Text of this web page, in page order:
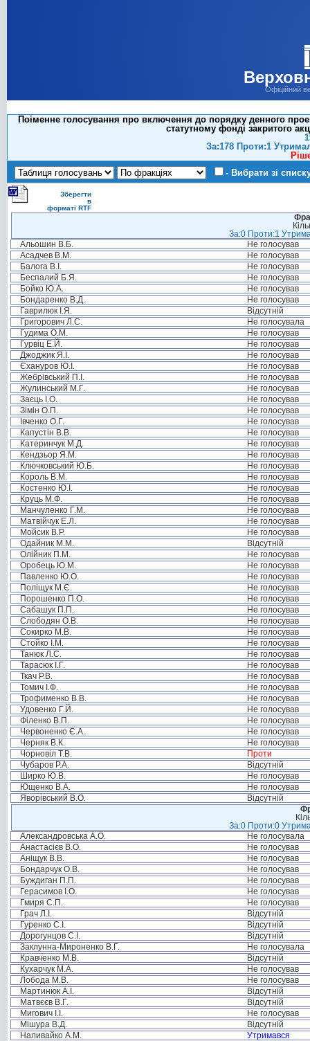
Офіційний
Поіменне голосування про включення до порядку денного
статутному фонді закритого
За:178 Проти:1
- Вибрати зі
Зберегти
в
форматі RTF
За:0 Проти:1
Альошин В.Б.
Не голосував
Асадчев В.М.
Не голосував
Балога В.І.
Не голосував
Беспалий Б.Я.
Не голосував
Бойко Ю.А.
Не голосував
Бондаренко В.Д.
Не голосував
Гаврилюк І.Я.
Відсутній
Григорович Л.С.
Не голосувала
Гудима О.М.
Не голосував
Гурвіц Е.Й.
Не голосував
Джоджик Я.І.
Не голосував
Єхануров Ю.І.
Не голосував
Жебрівський П.І.
Не голосував
Жулинський М.Г.
Не голосував
Заєць І.О.
Не голосував
Зімін О.П.
Не голосував
Івченко О.Г.
Не голосував
Капустін В.В.
Не голосував
Катеринчук М.Д.
Не голосував
Кендзьор Я.М.
Не голосував
Ключковський Ю.Б.
Не голосував
Король В.М.
Не голосував
Костенко Ю.І.
Не голосував
Круць М.Ф.
Не голосував
Манчуленко Г.М.
Не голосував
Матвійчук Е.Л.
Не голосував
Мойсик В.Р.
Не голосував
Одайник М.М.
Відсутній
Олійник П.М.
Не голосував
Оробець Ю.М.
Не голосував
Павленко Ю.О.
Не голосував
Поліщук М.Є.
Не голосував
Порошенко П.О.
Не голосував
Сабашук П.П.
Не голосував
Слободян О.В.
Не голосував
Сокирко М.В.
Не голосував
Стойко І.М.
Не голосував
Танюк Л.С.
Не голосував
Тарасюк І.Г.
Не голосував
Ткач Р.В.
Не голосував
Томич І.Ф.
Не голосував
Трофименко В.В.
Не голосував
Удовенко Г.Й.
Не голосував
Філенко В.П.
Не голосував
Червоненко Є.А.
Не голосував
Черняк В.К.
Не голосував
Чорновіл Т.В.
Проти
Чубаров Р.А.
Відсутній
Ширко Ю.В.
Не голосував
Ющенко В.А.
Не голосував
Яворівський В.О.
Відсутній
За:0 Проти:0
Александровська А.О.
Не голосувала
Анастасієв В.О.
Не голосував
Аніщук В.В.
Не голосував
Бондарчук О.В.
Не голосував
Буждиган П.П.
Не голосував
Герасимов І.О.
Не голосував
Гмиря С.П.
Не голосував
Грач Л.І.
Відсутній
Гуренко С.І.
Відсутній
Дорогунцов С.І.
Відсутній
Заклунна-Мироненко В.Г.
Не голосувала
Кравченко М.В.
Відсутній
Кухарчук М.А.
Не голосував
Лобода М.В.
Не голосував
Мартинюк А.І.
Відсутній
Матвєєв В.Г.
Відсутній
Мигович І.І.
Не голосував
Мішура В.Д.
Відсутній
Наливайко А.М.
Утримався